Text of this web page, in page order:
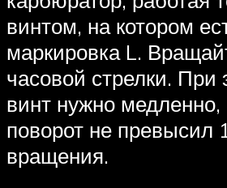
винтом, на котором
маркировка L.
часовой стрелки. При
винт нужно медленно,
поворот не превысил
вращения.